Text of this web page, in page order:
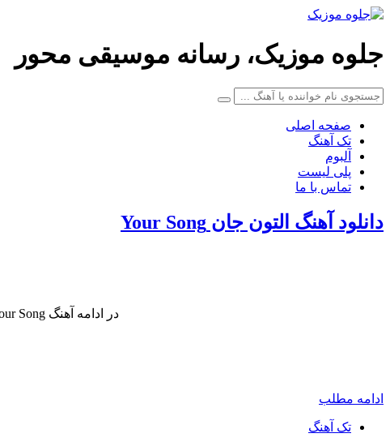
جلوه موزیک، رسانه موسیقی محور
صفحه اصلی
تک آهنگ
آلبوم
پلی لیست
تماس با ما
دانلود آهنگ التون جان Your Song
در ادامه آهنگ Your Song کاری زیبا از
ادامه مطلب
تک آهنگ